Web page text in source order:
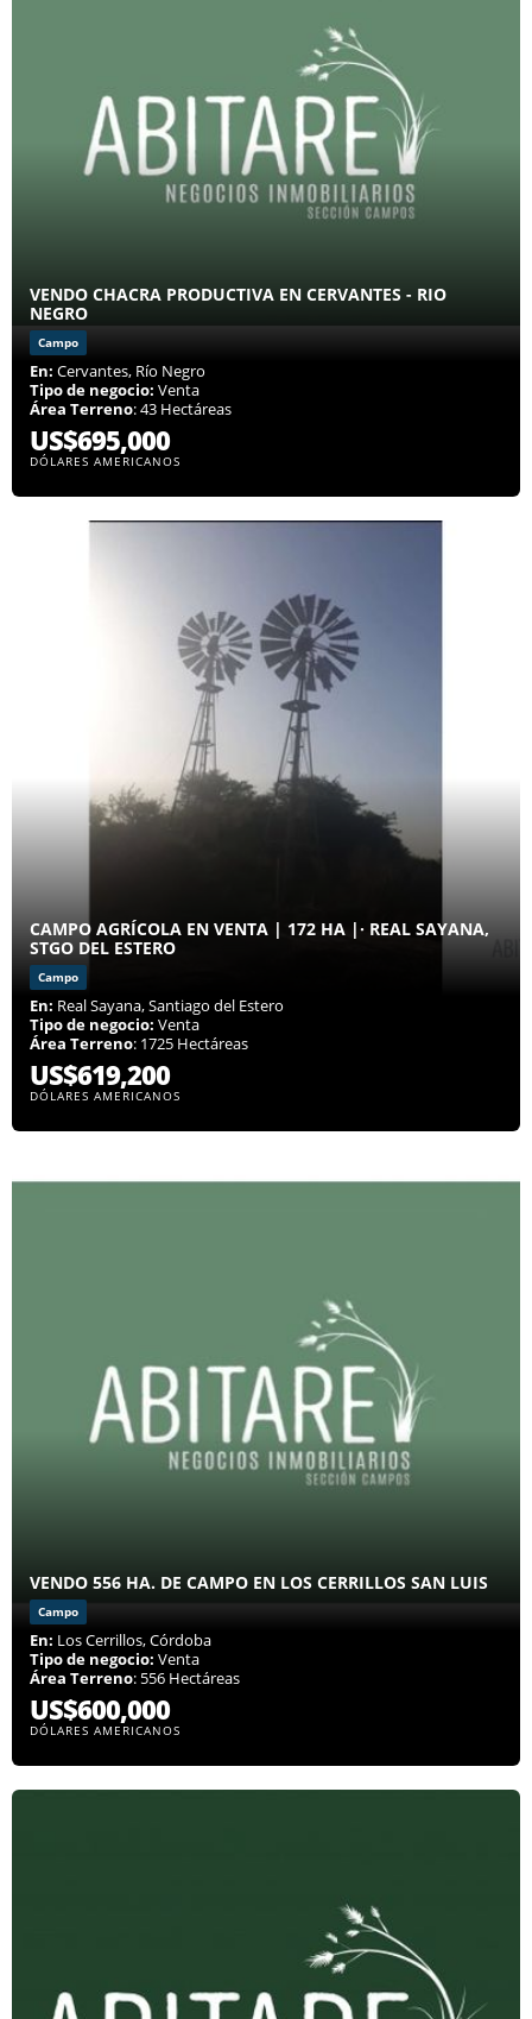
VENDO CHACRA PRODUCTIVA EN CERVANTES - RIO
NEGRO
Campo
En: Cervantes, Río Negro
Tipo de negocio: Venta
Área Terreno: 43 Hectáreas
US$695,000
DÓLARES AMERICANOS
CAMPO AGRÍCOLA EN VENTA | 172 HA |· REAL SAYANA,
STGO DEL ESTERO
Campo
En: Real Sayana, Santiago del Estero
Tipo de negocio: Venta
Área Terreno: 1725 Hectáreas
US$619,200
DÓLARES AMERICANOS
VENDO 556 HA. DE CAMPO EN LOS CERRILLOS SAN LUIS
Campo
En: Los Cerrillos, Córdoba
Tipo de negocio: Venta
Área Terreno: 556 Hectáreas
US$600,000
DÓLARES AMERICANOS